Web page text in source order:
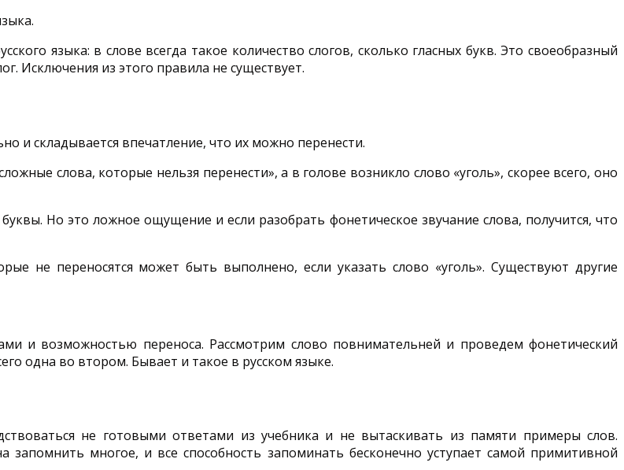
языка: в слове всегда такое количество слогов, сколько гласных букв. Это своеобразный
Исключения из этого правила не существует.
и складывается впечатление, что их можно перенести.
слова, которые нельзя перенести», а в голове возникло слово «уголь», скорее всего, оно
Но это ложное ощущение и если разобрать фонетическое звучание слова, получится, что
не переносятся может быть выполнено, если указать слово «уголь». Существуют другие
и возможностью переноса. Рассмотрим слово повнимательней и проведем фонетический
одна во втором. Бывает и такое в русском языке.
не готовыми ответами из учебника и не вытаскивать из памяти примеры слов.
запомнить многое, и все способность запоминать бесконечно уступает самой примитивной